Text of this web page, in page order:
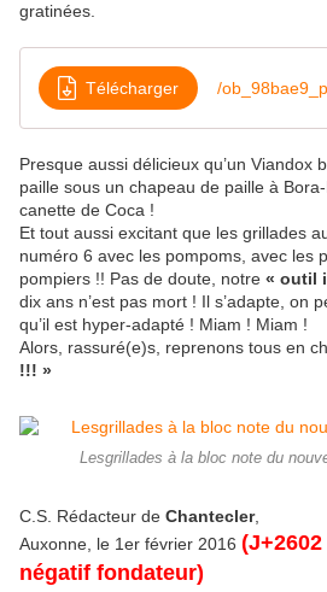
gratinées.
Télécharger
Presque aussi délicieux qu’un Viandox
paille sous un chapeau de paille à
canette de Coca !
Et tout aussi excitant que les grillades
numéro 6 avec les pompoms, avec les
pompiers !! Pas de doute, notre « outil
dix ans n’est pas mort ! Il s’adapte, on
qu’il est hyper-adapté ! Miam ! Miam !
Alors, rassuré(e)s, reprenons tous en
!!! »
Lesgrillades à la bloc note du
C.S. Rédacteur de Chantecler,
Auxonne, le 1er février 2016
négatif fondateur)